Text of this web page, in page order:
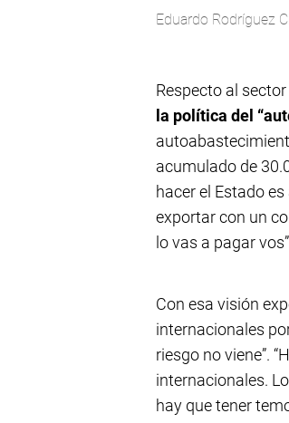
Eduardo Rodríguez
Respecto al
la política del
acumulado de
hacer el Estado
exportar con un
lo vas a pagar
Con esa visión
internacionales
riesgo no viene”.
internacionales.
hay que tener